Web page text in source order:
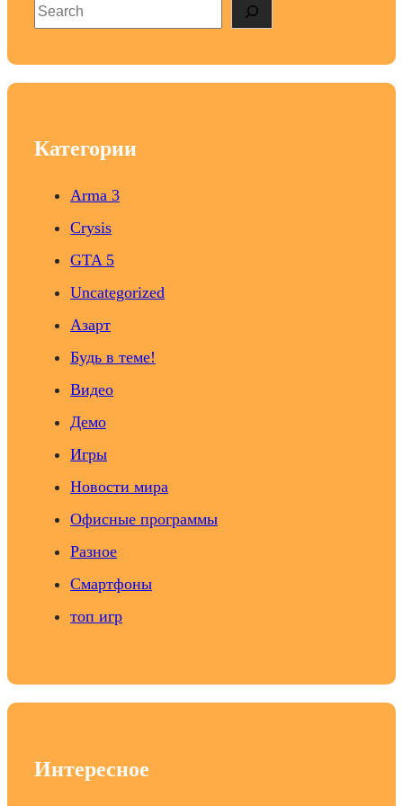
S
e
Категории
Arma 3
Crysis
GTA 5
Uncategorized
Азарт
Будь в теме!
Видео
Демо
Игры
Новости мира
Офисные программы
Разное
Смартфоны
топ игр
Интересное